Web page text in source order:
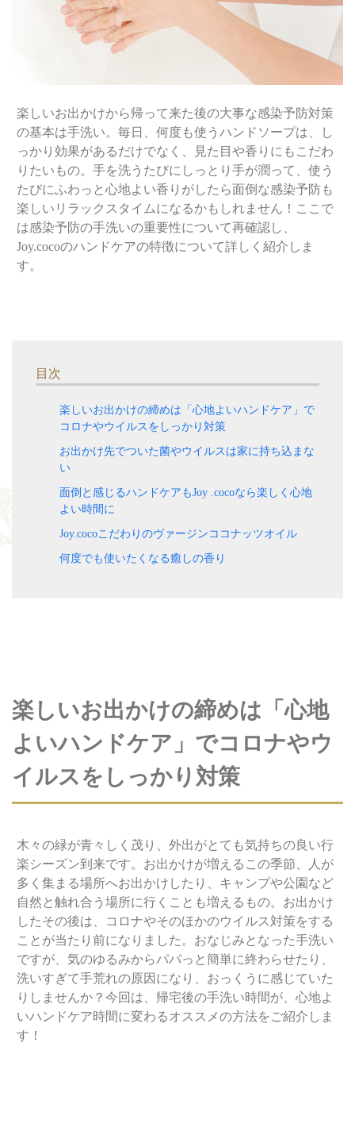
楽しいお出かけから帰って来た後の大事な感染予防対策
の基本は手洗い。毎日、何度も使うハンドソープは、し
っかり効果があるだけでなく、見た目や香りにもこだわ
りたいもの。手を洗うたびにしっとり手が潤って、使う
たびにふわっと心地よい香りがしたら面倒な感染予防も
楽しいリラックスタイムになるかもしれません！ここで
は感染予防の手洗いの重要性について再確認し、
Joy.cocoのハンドケアの特徴について詳しく紹介しま
す。
目次
楽しいお出かけの締めは「心地よいハンドケア」で
コロナやウイルスをしっかり対策
お出かけ先でついた菌やウイルスは家に持ち込まな
い
面倒と感じるハンドケアもJoy .cocoなら楽しく心地
よい時間に
Joy.cocoこだわりのヴァージンココナッツオイル
何度でも使いたくなる癒しの香り
楽しいお出かけの締めは「心地
よいハンドケア」でコロナやウ
イルスをしっかり対策
木々の緑が青々しく茂り、外出がとても気持ちの良い行
楽シーズン到来です。お出かけが増えるこの季節、人が
多く集まる場所へお出かけしたり、キャンプや公園など
自然と触れ合う場所に行くことも増えるもの。お出かけ
したその後は、コロナやそのほかのウイルス対策をする
ことが当たり前になりました。おなじみとなった手洗い
ですが、気のゆるみからパパっと簡単に終わらせたり、
洗いすぎて手荒れの原因になり、おっくうに感じていた
りしませんか？今回は、帰宅後の手洗い時間が、心地よ
いハンドケア時間に変わるオススメの方法をご紹介しま
す！